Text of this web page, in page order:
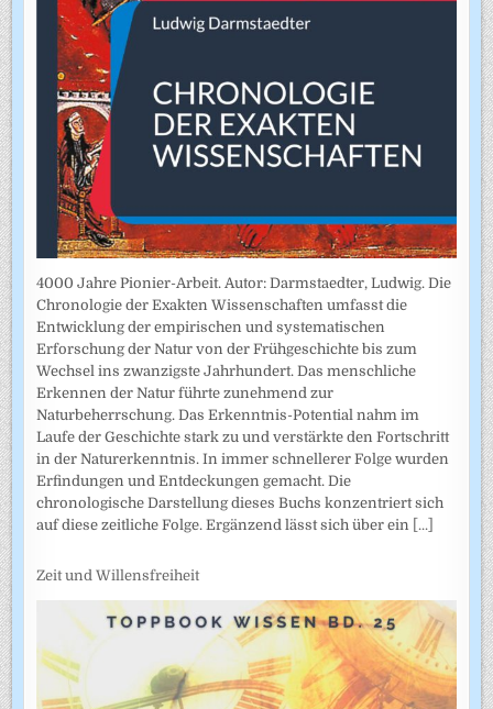
4000 Jahre Pionier-Arbeit. Autor: Darmstaedter, Ludwig. Die
Chronologie der Exakten Wissenschaften umfasst die
Entwicklung der empirischen und systematischen
Erforschung der Natur von der Frühgeschichte bis zum
Wechsel ins zwanzigste Jahrhundert. Das menschliche
Erkennen der Natur führte zunehmend zur
Naturbeherrschung. Das Erkenntnis-Potential nahm im
Laufe der Geschichte stark zu und verstärkte den Fortschritt
in der Naturerkenntnis. In immer schnellerer Folge wurden
Erfindungen und Entdeckungen gemacht. Die
chronologische Darstellung dieses Buchs konzentriert sich
auf diese zeitliche Folge. Ergänzend lässt sich über ein [...]
Zeit und Willensfreiheit